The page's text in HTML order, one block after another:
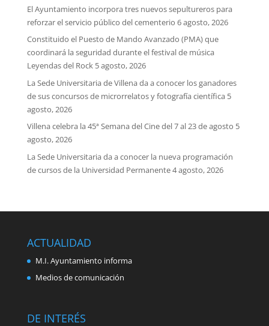
El Ayuntamiento incorpora tres nuevos sepultureros para
reforzar el servicio público del cementerio 6 agosto, 2026
Constituido el Puesto de Mando Avanzado (PMA) que
coordinará la seguridad durante el festival de música
Leyendas del Rock 5 agosto, 2026
La Sede Universitaria de Villena da a conocer los ganadores
de sus concursos de microrrelatos y fotografía científica 5
agosto, 2026
Villena celebra la 45ª Semana del Cine del 7 al 23 de agosto 5
agosto, 2026
La Sede Universitaria da a conocer la nueva programación
de cursos de la Universidad Permanente4 agosto, 2026
ACTUALIDAD
M.I. Ayuntamiento informa
Medios de comunicación
DE INTERÉS